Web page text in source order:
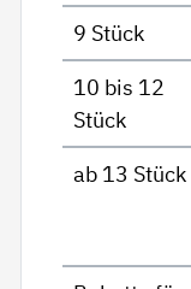
9 Stück
10 bis 12
Stück
ab 13 Stück